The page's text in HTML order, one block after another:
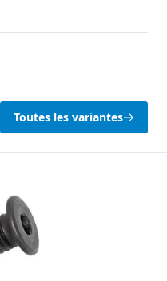
Toutes les variantes